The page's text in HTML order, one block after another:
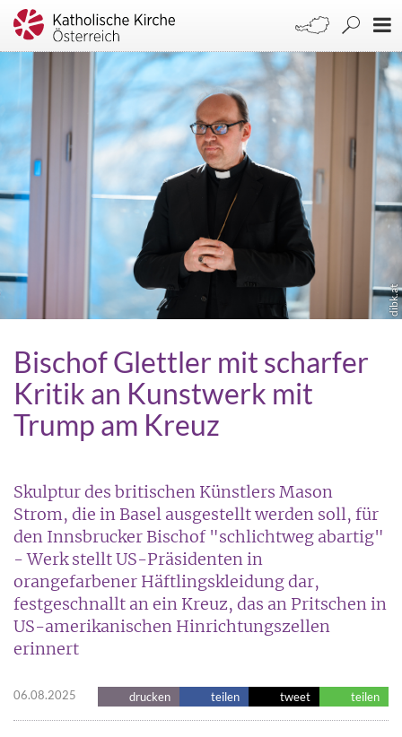
dibk.at
Bischof Glettler mit scharfer
Kritik an Kunstwerk mit
Trump am Kreuz
Skulptur des britischen Künstlers Mason
Strom, die in Basel ausgestellt werden soll, für
den Innsbrucker Bischof "schlichtweg abartig"
- Werk stellt US-Präsidenten in
orangefarbener Häftlingskleidung dar,
festgeschnallt an ein Kreuz, das an Pritschen in
US-amerikanischen Hinrichtungszellen
erinnert
06.08.2025 drucken teilen tweet teilen